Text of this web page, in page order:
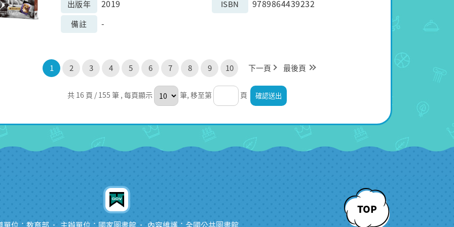
出版年 2019 ISBN 9789864439232
備註 -
1 2 3 4 5 6 7 8 9 10 下一頁 最後頁
共 16 頁 / 155 筆 , 每頁顯示 筆, 移至第 頁
TOP